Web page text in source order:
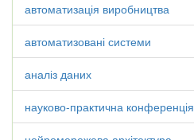
автоматизація виробництва
автоматизовані системи
аналіз даних
науково-практична конференція